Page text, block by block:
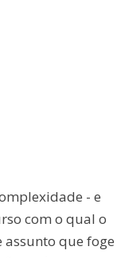
- e
com o qual o
que foge